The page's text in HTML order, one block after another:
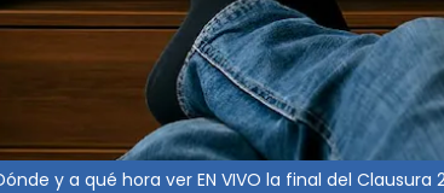
y a qué hora ver EN VIVO la final del Clausura